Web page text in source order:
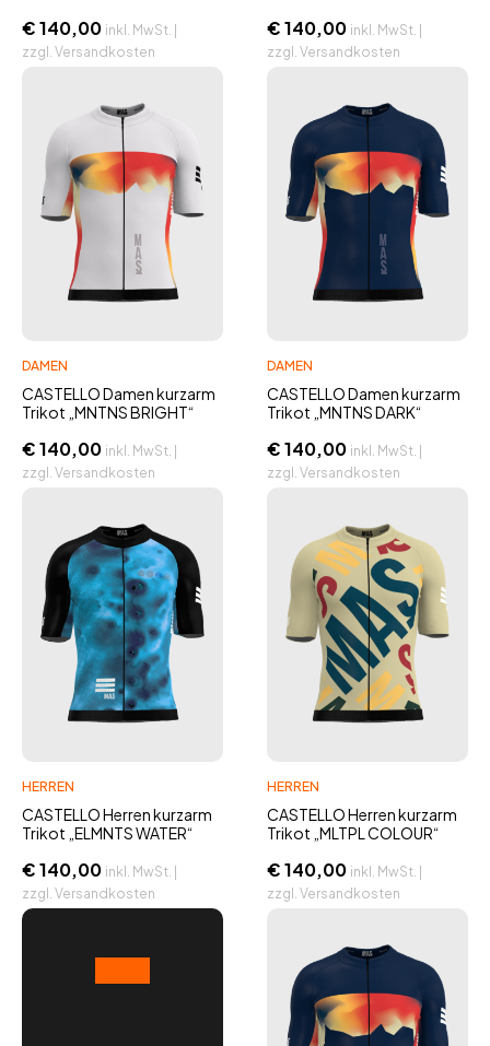
€140,00 inkl. MwSt. |
zzgl. Versandkosten
€140,00 inkl. MwSt. |
zzgl. Versandkosten
DAMEN
CASTELLO Damen kurzarm
Trikot „MNTNS BRIGHT“
€140,00 inkl. MwSt. |
zzgl. Versandkosten
DAMEN
CASTELLO Damen kurzarm
Trikot „MNTNS DARK“
€140,00 inkl. MwSt. |
zzgl. Versandkosten
HERREN
CASTELLO Herren kurzarm
Trikot „ELMNTS WATER“
€140,00 inkl. MwSt. |
zzgl. Versandkosten
HERREN
CASTELLO Herren kurzarm
Trikot „MLTPL COLOUR“
€140,00 inkl. MwSt. |
zzgl. Versandkosten